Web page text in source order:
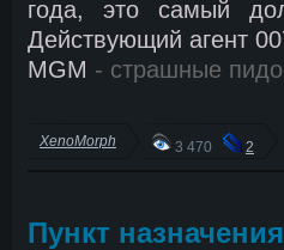
года, это самый
Действующий агент
MGM - страшные
XenoMorph 3 470 2
Пункт